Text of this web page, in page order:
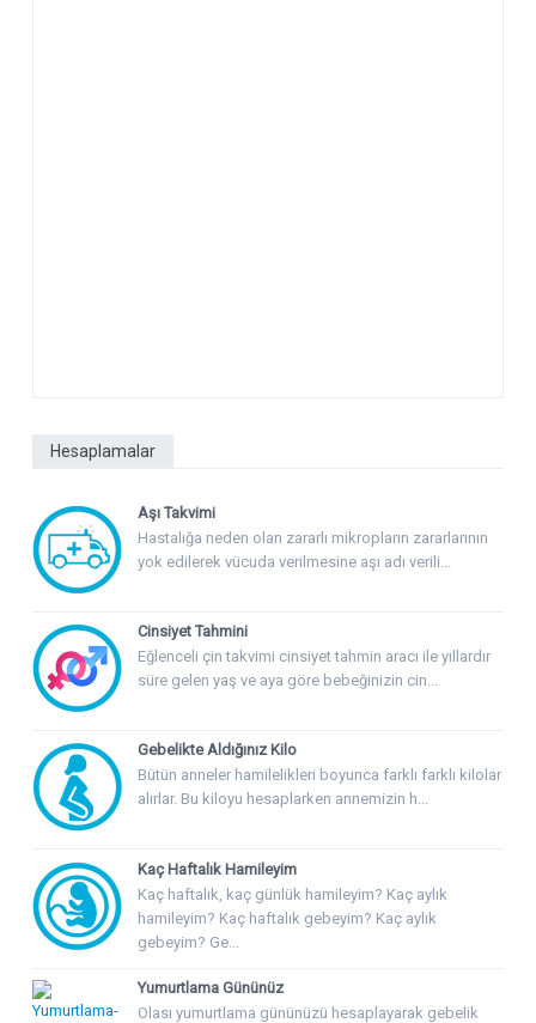
Hesaplamalar
Aşı Takvimi
Hastalığa neden olan zararlı mikropların zararlarının
yok edilerek vücuda verilmesine aşı adı verili...
Cinsiyet Tahmini
Eğlenceli çin takvimi cinsiyet tahmin aracı ile yıllardır
süre gelen yaş ve aya göre bebeğinizin cin...
Gebelikte Aldığınız Kilo
Bütün anneler hamilelikleri boyunca farklı farklı kilolar
alırlar. Bu kiloyu hesaplarken annemizin h...
Kaç Haftalık Hamileyim
Kaç haftalık, kaç günlük hamileyim? Kaç aylık
hamileyim? Kaç haftalık gebeyim? Kaç aylık
gebeyim? Ge...
Yumurtlama Gününüz
Olası yumurtlama gününüzü hesaplayarak gebelik